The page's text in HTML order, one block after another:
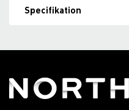
Specifikation